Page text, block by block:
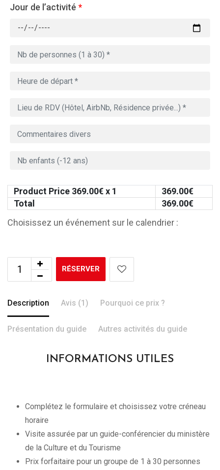
Jour de l’activité *
Product Price 369.00€ x 1 369.00€
Total
369.00€
Choisissez un événement sur le calendrier :
RÉSERVER
Description Avis (1) Pourquoi ce prix ?
Présentation du guide Autres activités du guide
INFORMATIONS UTILES
Complétez le formulaire et choisissez votre créneau
horaire
Visite assurée par un guide-conférencier du ministère
de la Culture et du Tourisme
Prix forfaitaire pour un groupe de 1 à 30 personnes